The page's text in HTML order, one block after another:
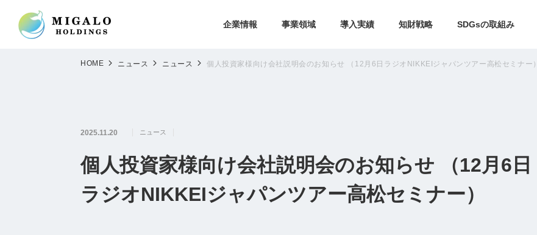
企業情報 事業領域 導入実績 知財戦略 SDGsの取組み
HOME ニュース ニュース 個人投資家様向け会社説明会のお知らせ （12月6日ラジオNIKKEIジャパンツアー高松セミナー）
2025.11.20 ニュース
個人投資家様向け会社説明会のお知らせ （12月6日
ラジオNIKKEIジャパンツアー高松セミナー）